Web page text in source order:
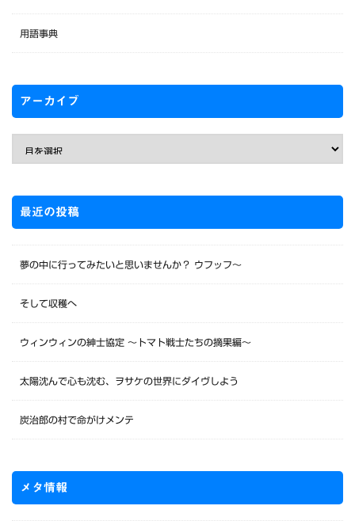
用語事典
アーカイブ
最近の投稿
夢の中に行ってみたいと思いませんか？ ウフッフ～
そして収穫へ
ウィンウィンの紳士協定 〜トマト戦士たちの摘果編〜
太陽沈んで心も沈む、ヲサケの世界にダイヴしよう
炭治郎の村で命がけメンテ
メタ情報